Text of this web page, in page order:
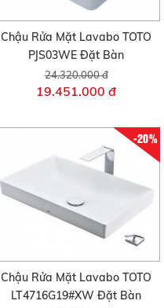
Chậu Rửa Mặt Lavabo TOTO
PJS03WE Đặt Bàn
24.320.000 đ
19.451.000 đ
-20%
Chậu Rửa Mặt Lavabo TOTO
LT4716G19#XW Đặt Bàn